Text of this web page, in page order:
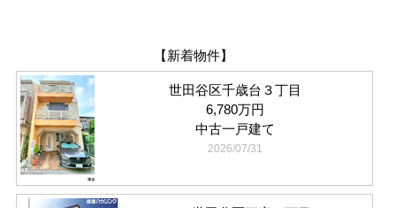
【新着物件】
世田谷区千歳台３丁目
6,780万円
中古一戸建て
2026/07/31